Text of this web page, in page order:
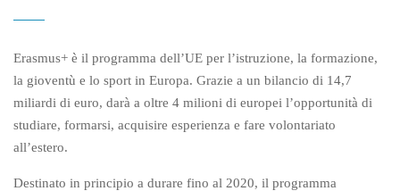
Erasmus+ è il programma dell’UE per l’istruzione, la formazione,
la gioventù e lo sport in Europa. Grazie a un bilancio di 14,7
miliardi di euro, darà a oltre 4 milioni di europei l’opportunità di
studiare, formarsi, acquisire esperienza e fare volontariato
all’estero.
Destinato in principio a durare fino al 2020, il programma